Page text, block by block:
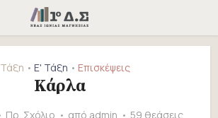
• Ε' Τάξη • Επισκέψεις
Κάρλα
Πρ. Σχόλιο από admin 59 θεάσεις